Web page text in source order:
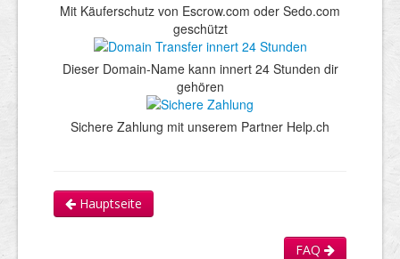
Mit Käuferschutz von Escrow.com oder Sedo.com
geschützt
Dieser Domain-Name kann innert 24 Stunden dir
gehören
Sichere Zahlung mit unserem Partner Help.ch
Hauptseite
FAQ